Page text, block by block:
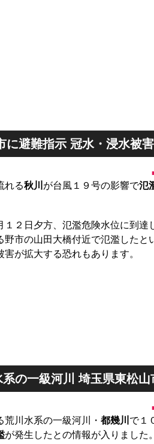
避難指示 冠水・浸水被害
れる秋川 が台風１９号の影響で氾
１２日夕方、氾濫危険水位に到達
野市の山田大橋付近で氾濫したと
が拡大する恐れもあります。
の一級河川 埼玉県東松
川水系の一級河川・ 都幾川 で１
が発生したとの情報が入りました